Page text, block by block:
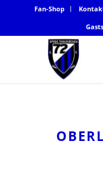
Fan-Shop